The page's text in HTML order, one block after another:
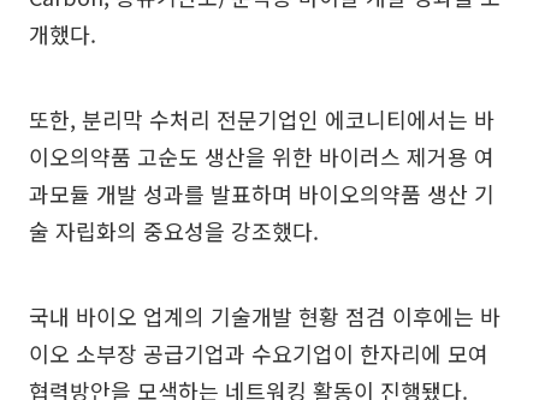
개했다.
또한, 분리막 수처리 전문기업인 에코니티에서는 바
이오의약품 고순도 생산을 위한 바이러스 제거용 여
과모듈 개발 성과를 발표하며 바이오의약품 생산 기
술 자립화의 중요성을 강조했다.
국내 바이오 업계의 기술개발 현황 점검 이후에는 바
이오 소부장 공급기업과 수요기업이 한자리에 모여
협력방안을 모색하는 네트워킹 활동이 진행됐다.